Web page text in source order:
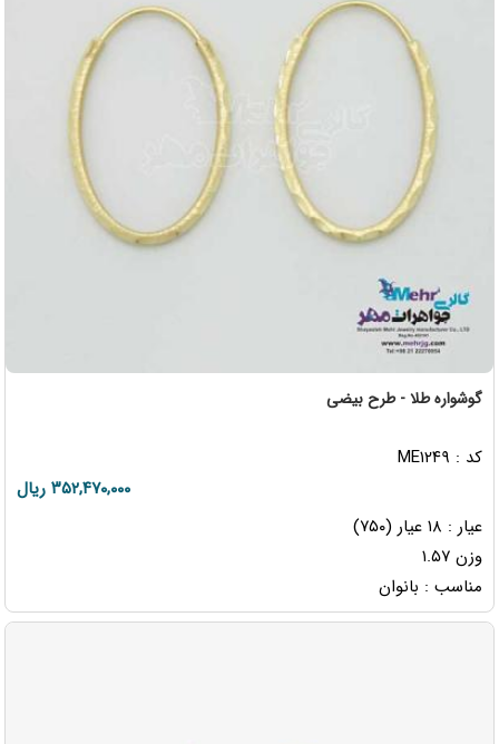
گوشواره طلا - طرح بیضی
کد : ME۱۲۴۹
۳۵۲,۴۷۰,۰۰۰ ریال
عیار : ۱۸ عیار (۷۵۰)
وزن ۱.۵۷
مناسب : بانوان